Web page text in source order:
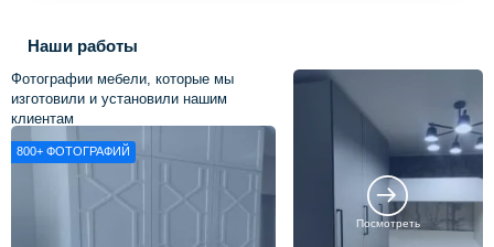
Наши работы
Фотографии мебели, которые мы
изготовили и установили нашим
клиентам
800+ ФОТОГРАФИЙ
Посмотреть